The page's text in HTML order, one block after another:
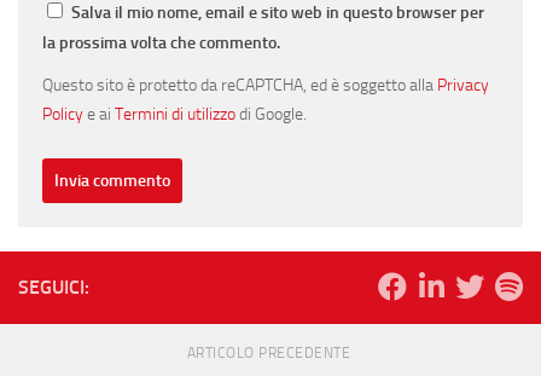
Salva il mio nome, email e sito web in questo browser per
la prossima volta che commento.
Questo sito è protetto da reCAPTCHA, ed è soggetto alla Privacy
Policye ai Termini di utilizzodi Google.
SEGUICI:
ARTICOLO PRECEDENTE